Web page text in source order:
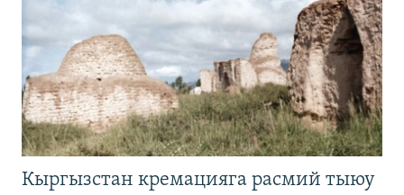
Кыргызстан кремацияга расмий тыюу